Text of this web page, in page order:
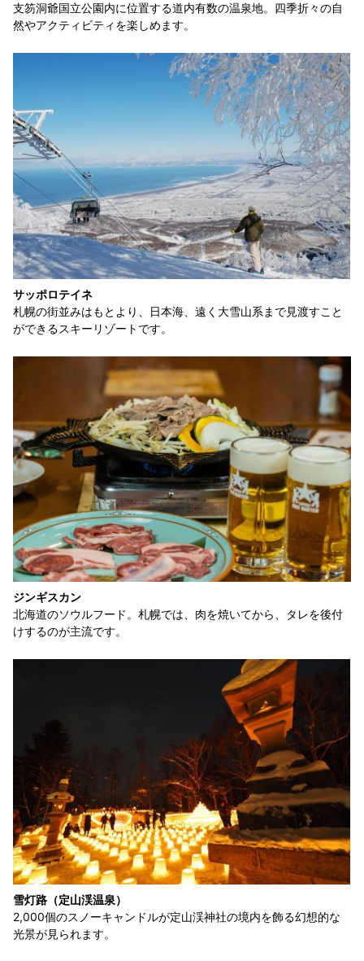
支笏洞爺国立公園内に位置する道内有数の温泉地。四季折々の自
然やアクティビティを楽しめます。
サッポロテイネ
札幌の街並みはもとより、日本海、遠く大雪山系まで見渡すこと
ができるスキーリゾートです。
ジンギスカン
北海道のソウルフード。札幌では、肉を焼いてから、タレを後付
けするのが主流です。
雪灯路（定山渓温泉）
2,000個のスノーキャンドルが定山渓神社の境内を飾る幻想的な
光景が見られます。